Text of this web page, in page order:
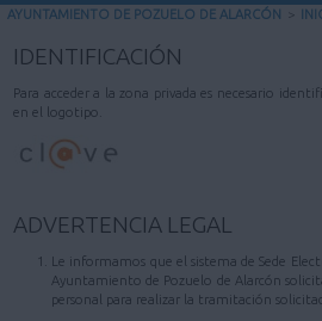
MI CARPETA
INFORMACIÓN
AYUDA
AYUNTAMIENTO DE POZUELO DE ALARCÓN >
IDENTIFICACIÓN
Para acceder a la zona privada es necesario
en el logotipo.
ADVERTENCIA LEGAL
Le informamos que el sistema de Sede
Ayuntamiento de Pozuelo de Alarcón
personal para realizar la tramitación